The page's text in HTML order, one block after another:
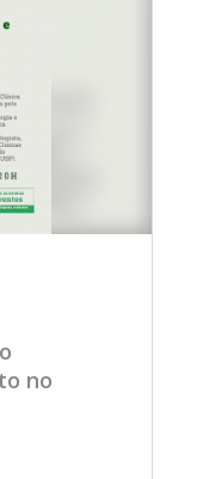
no